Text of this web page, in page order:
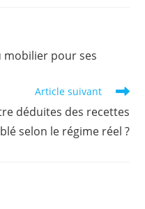
mobilier pour ses
Article suivant
déduites des recettes
selon le régime réel ?